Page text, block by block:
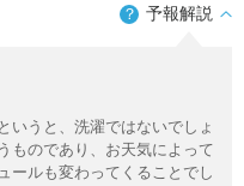
？ 予報解説
いうと、洗濯ではないでしょ
ものであり、お天気によって
ールも変わってくることでし